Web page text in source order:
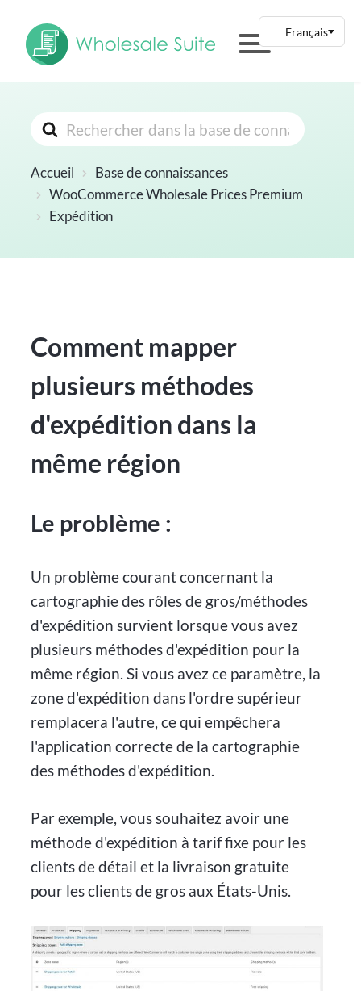
Rechercher
Accueil
Base de connaissances
WooCommerce Wholesale Prices Premium
Expédition
Comment mapper
plusieurs méthodes
d'expédition dans la
même région
Le problème :
Un problème courant concernant la
cartographie des rôles de gros/méthodes
d'expédition survient lorsque vous avez
plusieurs méthodes d'expédition pour la
même région. Si vous avez ce paramètre, la
zone d'expédition dans l'ordre supérieur
remplacera l'autre, ce qui empêchera
l'application correcte de la cartographie
des méthodes d'expédition.
Par exemple, vous souhaitez avoir une
méthode d'expédition à tarif fixe pour les
clients de détail et la livraison gratuite
pour les clients de gros aux États-Unis.